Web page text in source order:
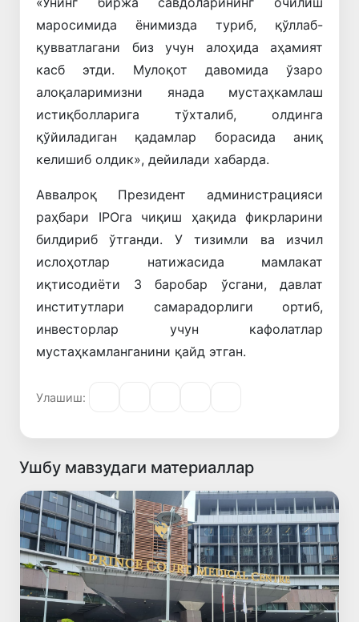
маросимида ёнимизда туриб, қўллаб-
қувватлагани биз учун алоҳида аҳамият
касб этди. Мулоқот давомида ўзаро
алоқаларимизни янада мустаҳкамлаш
истиқболларига тўхталиб, олдинга
қўйиладиган қадамлар борасида аниқ
келишиб олдик», дейилади хабарда.
Аввалроқ Президент администрацияси
раҳбари IPOга чиқиш ҳақида фикрларини
билдириб ўтганди. У тизимли ва изчил
ислоҳотлар натижасида мамлакат
иқтисодиёти 3 баробар ўсгани, давлат
институтлари самарадорлиги ортиб,
инвесторлар учун кафолатлар
мустаҳкамланганини қайд этган.
Улашиш:
Ушбу мавзудаги материаллар